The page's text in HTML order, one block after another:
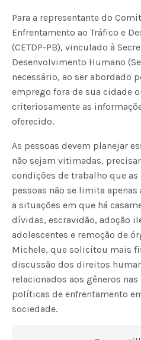
Para a representante do
Enfrentamento ao Tráfico e
(CETDP-PB), vinculado à
Desenvolvimento Humano
necessário, ao ser abordado
emprego fora de sua cidade
criteriosamente as
oferecido.
As pessoas devem planejar
não sejam vitimadas,
condições de trabalho que as
pessoas não se limita
a situações em que há
dívidas, escravidão, adoção
adolescentes e remoção de
Michele, que solicitou mais
discussão dos direitos
relacionados aos gêneros
políticas de enfrentamento
sociedade.